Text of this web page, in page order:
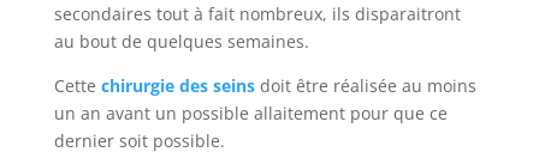
secondaires tout à fait nombreux, ils disparaitront
au bout de quelques semaines.
Cette chirurgie des seinsdoit être réalisée au moins
un an avant un possible allaitement pour que ce
dernier soit possible.